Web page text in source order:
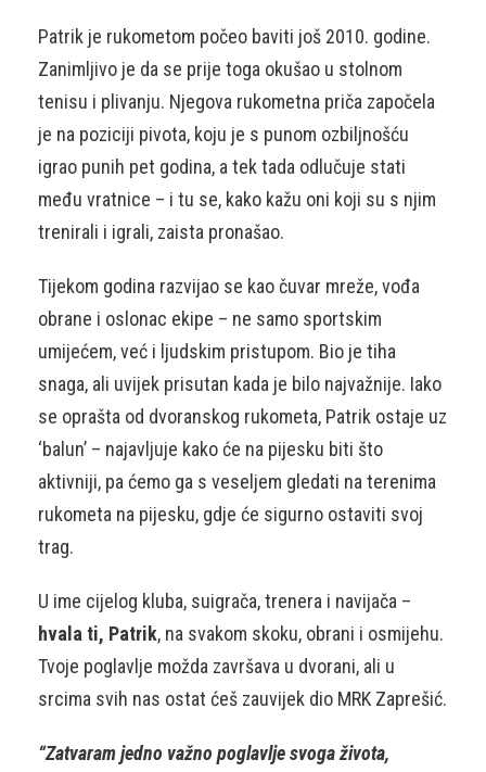
Patrik je rukometom počeo baviti još 2010. godine.
Zanimljivo je da se prije toga okušao u stolnom
tenisu i plivanju. Njegova rukometna priča započela
je na poziciji pivota, koju je s punom ozbiljnošću
igrao punih pet godina, a tek tada odlučuje stati
među vratnice – i tu se, kako kažu oni koji su s njim
trenirali i igrali, zaista pronašao.
Tijekom godina razvijao se kao čuvar mreže, vođa
obrane i oslonac ekipe – ne samo sportskim
umijećem, već i ljudskim pristupom. Bio je tiha
snaga, ali uvijek prisutan kada je bilo najvažnije. Iako
se oprašta od dvoranskog rukometa, Patrik ostaje uz
‘balun’ – najavljuje kako će na pijesku biti što
aktivniji, pa ćemo ga s veseljem gledati na terenima
rukometa na pijesku, gdje će sigurno ostaviti svoj
trag.
U ime cijelog kluba, suigrača, trenera i navijača –
hvala ti, Patrik, na svakom skoku, obrani i osmijehu.
Tvoje poglavlje možda završava u dvorani, ali u
srcima svih nas ostat ćeš zauvijek dio MRK Zaprešić.
“Zatvaram jedno važno poglavlje svoga života,